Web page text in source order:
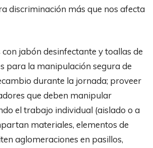
discriminación más que nos afecta
jabón desinfectante y toallas de
para la manipulación segura de
durante la jornada; proveer
que deben manipular
el trabajo individual (aislado o a
materiales, elementos de
aglomeraciones en pasillos,